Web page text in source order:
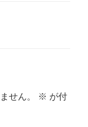
せん。 ※ が付